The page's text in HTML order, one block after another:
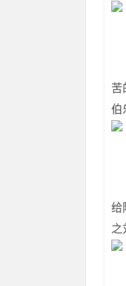
苦
伯
给
之